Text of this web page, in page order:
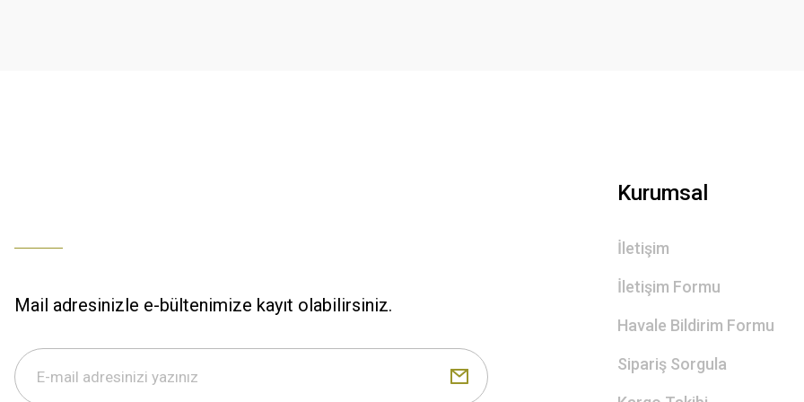
S... M... | 29/12/2025
Mail adresinizle e-bültenimize kayıt olabilirsiniz.
Kurumsal
İletişim
İletişim Formu
Havale Bildirim Formu
Sipariş Sorgula